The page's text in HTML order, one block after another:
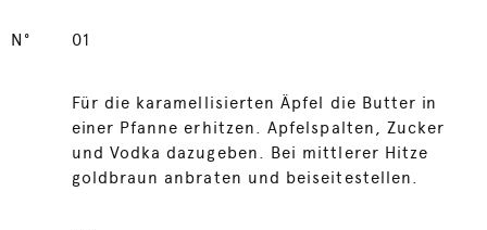
N° 01
Für die karamellisierten Äpfel die Butter in
einer Pfanne erhitzen. Apfelspalten, Zucker
und Vodka dazugeben. Bei mittlerer Hitze
goldbraun anbraten und beiseitestellen.